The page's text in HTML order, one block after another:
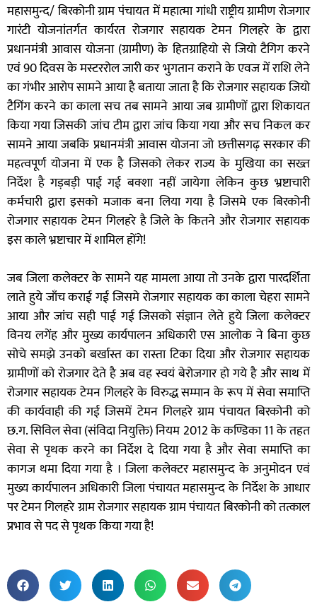
महासमुन्द/ बिरकोनी ग्राम पंचायत में महात्मा गांधी राष्ट्रीय ग्रामीण रोजगार
गारंटी योजनांतर्गत कार्यरत रोजगार सहायक टेमन गिलहरे के द्वारा
प्रधानमंत्री आवास योजना (ग्रामीण) के हितग्राहियो से जियो टैगिग करने
एवं 90 दिवस के मस्टररोल जारी कर भुगतान कराने के एवज में राशि लेने
का गंभीर आरोप सामने आया है बताया जाता है कि रोजगार सहायक जियो
टैगिंग करने का काला सच तब सामने आया जब ग्रामीणों द्वारा शिकायत
किया गया जिसकी जांच टीम द्वारा जांच किया गया और सच निकल कर
सामने आया जबकि प्रधानमंत्री आवास योजना जो छत्तीसगढ़ सरकार की
महत्वपूर्ण योजना में एक है जिसको लेकर राज्य के मुखिया का सख्त
निर्देश है गड़बड़ी पाई गई बक्शा नहीं जायेगा लेकिन कुछ भ्रष्टाचारी
कर्मचारी द्वारा इसको मजाक बना लिया गया है जिसमे एक बिरकोनी
रोजगार सहायक टेमन गिलहरे है जिले के कितने और रोजगार सहायक
इस काले भ्रष्टाचार में शामिल होंगे!
जब जिला कलेक्टर के सामने यह मामला आया तो उनके द्वारा पारदर्शिता
लाते हुये जाँच कराई गई जिसमे रोजगार सहायक का काला चेहरा सामने
आया और जांच सही पाई गई जिसको संज्ञान लेते हुये जिला कलेक्टर
विनय लगेंह और मुख्य कार्यपालन अधिकारी एस आलोक ने बिना कुछ
सोचे समझे उनको बर्खास्त का रास्ता टिका दिया और रोजगार सहायक
ग्रामीणों को रोजगार देते है अब वह स्वयं बेरोजगार हो गये है और साथ में
रोजगार सहायक टेमन गिलहरे के विरुद्ध सम्मान के रूप में सेवा समाप्ति
की कार्यवाही की गई जिसमें टेमन गिलहरे ग्राम पंचायत बिरकोनी को
छ.ग. सिविल सेवा (संविदा नियुक्ति) नियम 2012 के कण्डिका 11 के तहत
सेवा से पृथक करने का निर्देश दे दिया गया है और सेवा समाप्ति का
कागज थमा दिया गया है । जिला कलेक्टर महासमुन्द के अनुमोदन एवं
मुख्य कार्यपालन अधिकारी जिला पंचायत महासमुन्द के निर्देश के आधार
पर टेमन गिलहरे ग्राम रोजगार सहायक ग्राम पंचायत बिरकोनी को तत्काल
प्रभाव से पद से पृथक किया गया है!